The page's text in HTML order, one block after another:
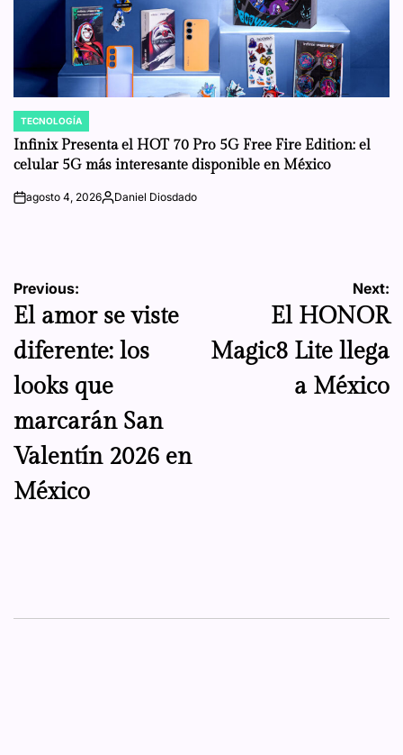
POSTED
IN
TECNOLOGÍA
Infinix Presenta el HOT 70 Pro 5G Free Fire Edition: el
celular 5G más interesante disponible en México
onagosto 4, 2026Posted
Daniel Diosdado
Navegación
de
entradas
Previous:
El amor se viste
diferente: los
looks que
marcarán San
Valentín 2026 en
México
Next:
El HONOR
Magic8 Lite llega
a México